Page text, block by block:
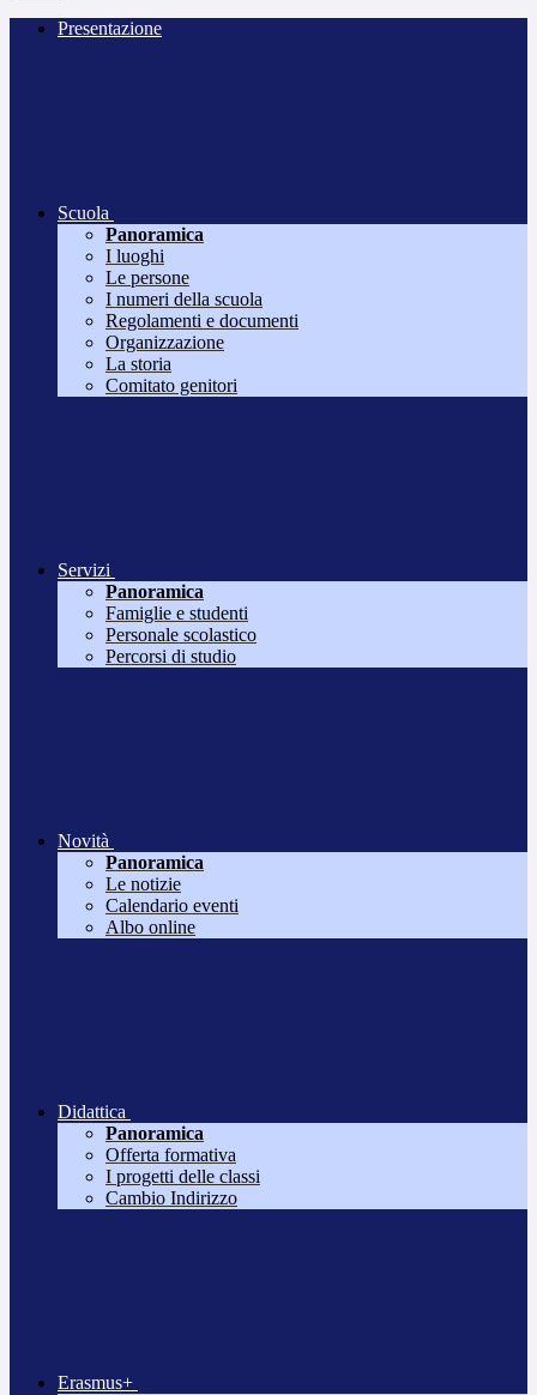
Presentazione
Scuola
Panoramica
I luoghi
Le persone
I numeri della scuola
Regolamenti e documenti
Organizzazione
La storia
Comitato genitori
Servizi
Panoramica
Famiglie e studenti
Personale scolastico
Percorsi di studio
Novità
Panoramica
Le notizie
Calendario eventi
Albo online
Didattica
Panoramica
Offerta formativa
I progetti delle classi
Cambio Indirizzo
Erasmus+